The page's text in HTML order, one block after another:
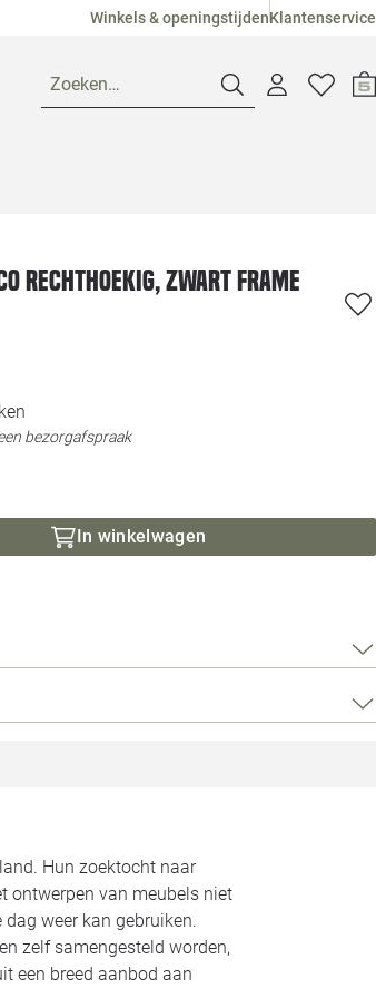
Winkels & openingstijdenKlantenservice
Zoeken…
Veelgestelde vragen
Loods 5
Loods 5
Alle
Rechthoekig, zwart frame
bezorgafspraak
In winkelwagen
Hun zoektocht naar
ontwerpen van meubels niet
weer kan gebruiken.
zelf samengesteld worden,
een breed aanbod aan